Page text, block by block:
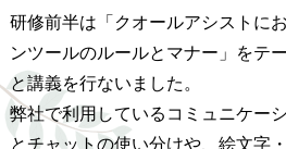
研修前半は「クオールアシストに
ンツールのルールとマナー」をテ
と講義を行ないました。
弊社で利用しているコミュニケー
とチャットの使い分けや、絵文字